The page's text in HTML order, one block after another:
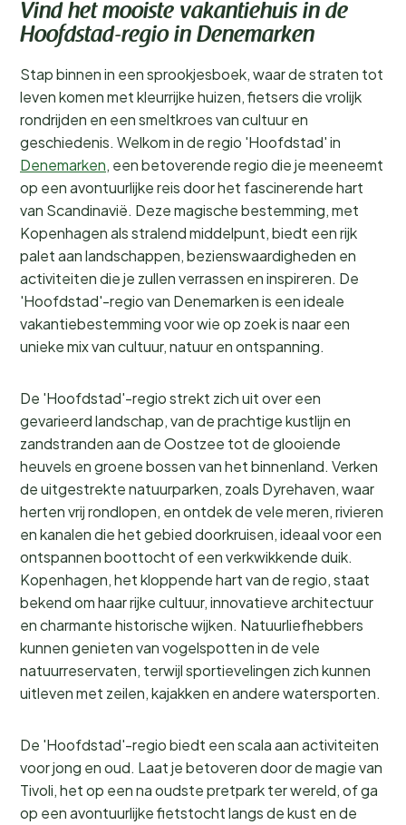
Vind het mooiste vakantiehuis in de
Hoofdstad-regio in Denemarken
Stap binnen in een sprookjesboek, waar de straten tot
leven komen met kleurrijke huizen, fietsers die vrolijk
rondrijden en een smeltkroes van cultuur en
geschiedenis. Welkom in de regio 'Hoofdstad' in
Denemarken, een betoverende regio die je meeneemt
op een avontuurlijke reis door het fascinerende hart
van Scandinavië. Deze magische bestemming, met
Kopenhagen als stralend middelpunt, biedt een rijk
palet aan landschappen, bezienswaardigheden en
activiteiten die je zullen verrassen en inspireren. De
'Hoofdstad'-regio van Denemarken is een ideale
vakantiebestemming voor wie op zoek is naar een
unieke mix van cultuur, natuur en ontspanning.
De 'Hoofdstad'-regio strekt zich uit over een
gevarieerd landschap, van de prachtige kustlijn en
zandstranden aan de Oostzee tot de glooiende
heuvels en groene bossen van het binnenland. Verken
de uitgestrekte natuurparken, zoals Dyrehaven, waar
herten vrij rondlopen, en ontdek de vele meren, rivieren
en kanalen die het gebied doorkruisen, ideaal voor een
ontspannen boottocht of een verkwikkende duik.
Kopenhagen, het kloppende hart van de regio, staat
bekend om haar rijke cultuur, innovatieve architectuur
en charmante historische wijken. Natuurliefhebbers
kunnen genieten van vogelspotten in de vele
natuurreservaten, terwijl sportievelingen zich kunnen
uitleven met zeilen, kajakken en andere watersporten.
De 'Hoofdstad'-regio biedt een scala aan activiteiten
voor jong en oud. Laat je betoveren door de magie van
Tivoli, het op een na oudste pretpark ter wereld, of ga
op een avontuurlijke fietstocht langs de kust en de